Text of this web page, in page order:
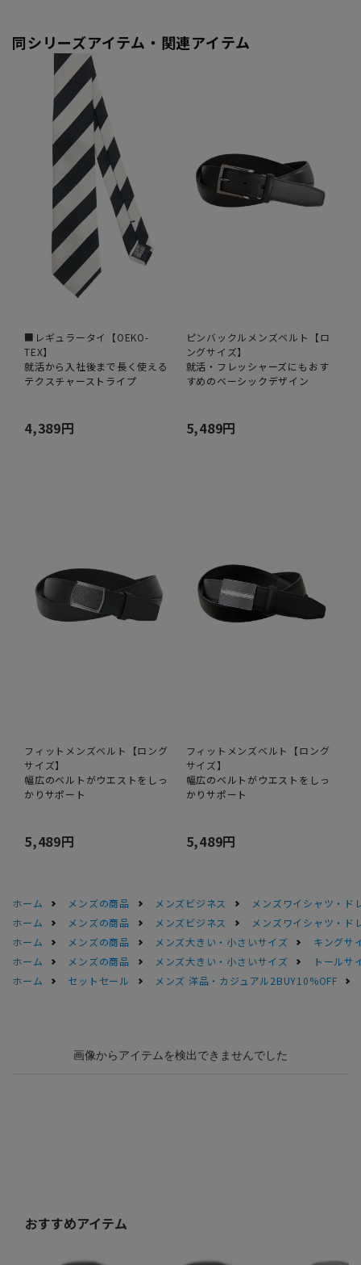
同シリーズアイテム・関連アイテム
■レギュラータイ【OEKO-
TEX】
就活から入社後まで長く使える
テクスチャーストライプ
4,389円
ピンバックルメンズベルト【ロ
ングサイズ】
就活・フレッシャーズにもおす
すめのベーシックデザイン
5,489円
フィットメンズベルト【ロング
サイズ】
幅広のベルトがウエストをしっ
かりサポート
5,489円
フィットメンズベルト【ロング
サイズ】
幅広のベルトがウエストをしっ
かりサポート
5,489円
ホーム メンズの商品 メンズビジネス
メンズワイシャツ・ド
ホーム
メンズの商品 メンズビジネス
メンズワイシャツ・ド
ホーム
メンズの商品 メンズ大きい・小さいサイズ
キングサ
ホーム
メンズの商品 メンズ大きい・小さいサイズ
トールサ
ホーム
セットセール メンズ 洋品・カジュアル2BUY10%OFF